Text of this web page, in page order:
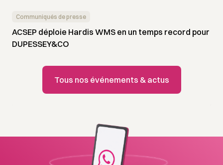
Communiqués de presse
ACSEP déploie Hardis WMS en un temps record pour
DUPESSEY&CO
Tous nos événements & actus